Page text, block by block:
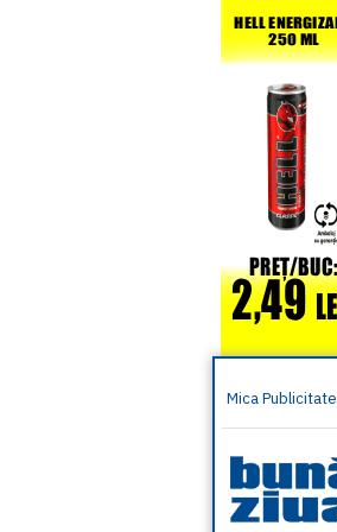
Mica Publicitate